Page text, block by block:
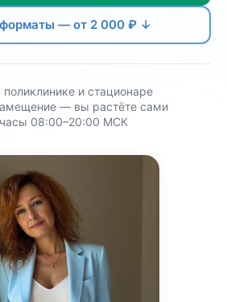
— от 2 000 ₽ ↓
поликлинике и стационаре
— вы растёте сами
08:00–20:00 МСК